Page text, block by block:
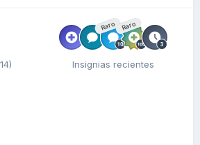
Raro Raro
Insignias recientes